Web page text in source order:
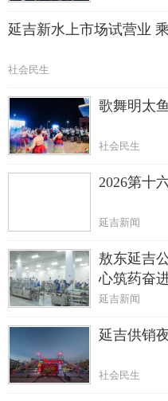
延吉新水上市场试营业
社会民生
歌舞明太
社会民生
2026第十
延吉新闻
敖东延吉
心筑药奋
延吉新闻
延吉供销
社会民生